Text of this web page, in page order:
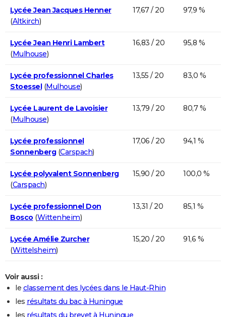
Lycée Jean Jacques Henner
(Altkirch)
17,67 / 20 97,9 %
Lycée Jean Henri Lambert
(Mulhouse)
16,83 / 20 95,8 %
Lycée professionnel Charles
Stoessel(Mulhouse)
13,55 / 20 83,0 %
Lycée Laurent de Lavoisier
(Mulhouse)
13,79 / 20 80,7 %
Lycée professionnel
Sonnenberg(Carspach)
17,06 / 20 94,1 %
Lycée polyvalent Sonnenberg
(Carspach)
15,90 / 20 100,0 %
Lycée professionnel Don
Bosco (Wittenheim)
13,31 / 20 85,1 %
Lycée Amélie Zurcher
(Wittelsheim)
15,20 / 20 91,6 %
Voir aussi :
le classement des lycées dans le Haut-Rhin
les résultats du bac à Huningue
les résultats du brevet à Huningue